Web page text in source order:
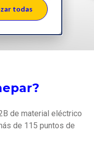
todas
de material eléctrico
de 115 puntos de